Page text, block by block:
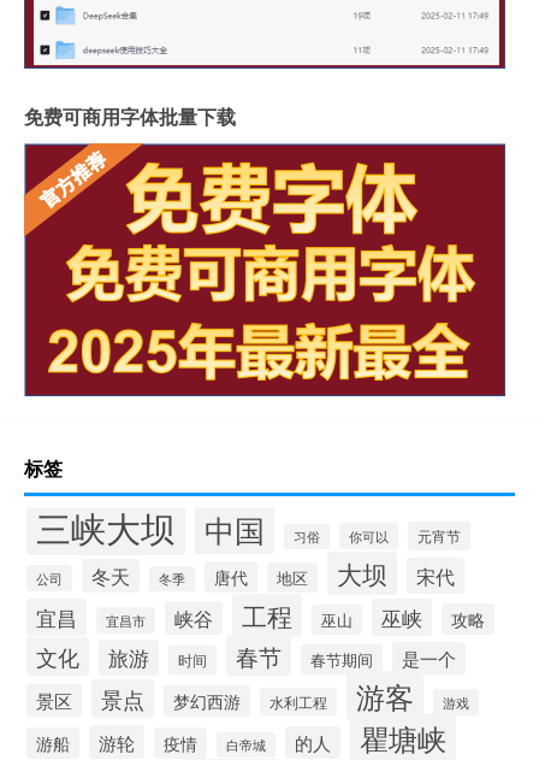
免费可商用字体批量下载
标签
三峡大坝 中国 习俗 你可以 元宵节
公司 冬天 冬季 唐代 地区 大坝 宋代
宜昌 宜昌市 峡谷 工程 巫山 巫峡 攻略
文化 旅游 时间 春节 春节期间
是一个
景区
景点 梦幻西游 水利工程 游客 游戏
游船 游轮 疫情 白帝城 的人 瞿塘峡